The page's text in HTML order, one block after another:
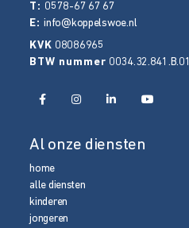
T: 0578-67 67 67
E:info@koppelswoe.nl
KVK 08086965
BTW nummer 0034.32.841.B.01
Al onze diensten
home
alle diensten
kinderen
jongeren